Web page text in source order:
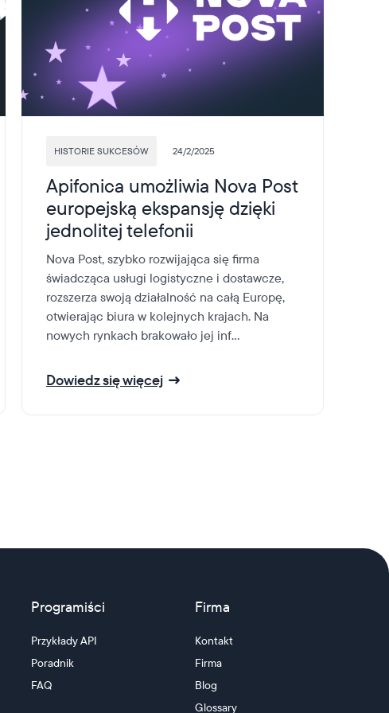
HISTORIE SUKCESÓW 24/2/2025
Apifonica umożliwia Nova Post
europejską ekspansję dzięki
jednolitej telefonii
Nova Post, szybko rozwijająca się firma
świadcząca usługi logistyczne i dostawcze,
rozszerza swoją działalność na całą Europę,
otwierając biura w kolejnych krajach. Na
nowych rynkach brakowało jej inf...
Dowiedz się więcej
Programiści
Przykłady API
Poradnik
FAQ
Firma
Kontakt
Firma
Blog
Glossary